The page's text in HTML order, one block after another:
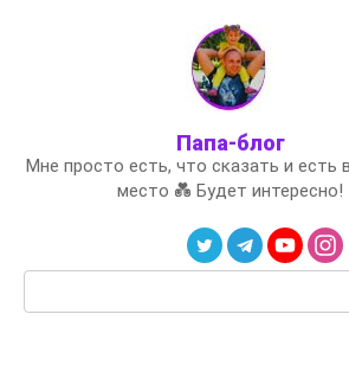
Папа-блог
Мне просто есть, что сказать и есть
место 💑 Будет интересно!